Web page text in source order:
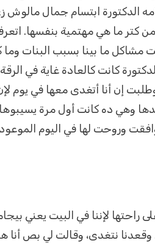
أمه الدكتورة ابتسام جمال
كتر ما هي مهتمية بنفسها.
ما بينا بسبب البنات وما
كانت كالعادة غاية في
إن أنا أتغدى معها في يوم
وهي ده كانت أول مرة
وروحت لها في اليوم
راحتها لإننا في البيت يعني
وقعدنا نتغدى، وقالت لي بص أنا